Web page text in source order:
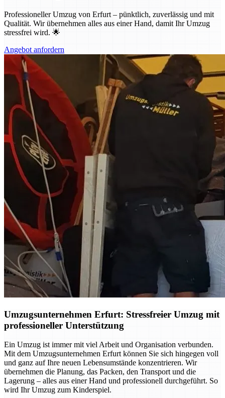
Professioneller Umzug von Erfurt – pünktlich, zuverlässig und mit
Qualität. Wir übernehmen alles aus einer Hand, damit Ihr Umzug
stressfrei wird. 🌟
Angebot anfordern
Umzugsunternehmen Erfurt: Stressfreier Umzug mit
professioneller Unterstützung
Ein Umzug ist immer mit viel Arbeit und Organisation verbunden.
Mit dem Umzugsunternehmen Erfurt können Sie sich hingegen voll
und ganz auf Ihre neuen Lebensumstände konzentrieren. Wir
übernehmen die Planung, das Packen, den Transport und die
Lagerung – alles aus einer Hand und professionell durchgeführt. So
wird Ihr Umzug zum Kinderspiel.